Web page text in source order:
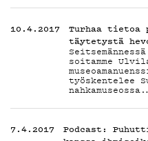
G
10.4.2017
Turhaa
täytetystä
soitamme
työskentelee
7.4.2017
Podcast: